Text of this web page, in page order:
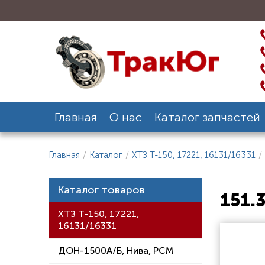
Главная О нас Каталог запчастей
Главная / Каталог / ХТЗ Т-150, 17221, 16131/16331 /
Каталог товаров
ХТЗ Т-150, 17221,
16131/16331
ДОН-1500А/Б, Нива, РСМ